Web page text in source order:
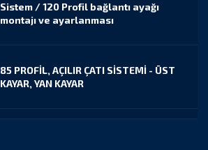
Sistem / 120 Profil bağlantı ayağı
montajı ve ayarlanması
85 PROFİL, AÇILIR ÇATI SİSTEMİ - ÜST
KAYAR, YAN KAYAR